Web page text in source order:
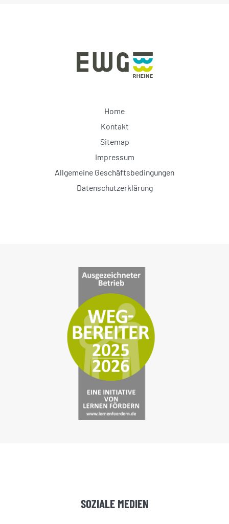
Home
Kontakt
Sitemap
Impressum
Allgemeine Geschäftsbedingungen
Datenschutzerklärung
SOZIALE MEDIEN